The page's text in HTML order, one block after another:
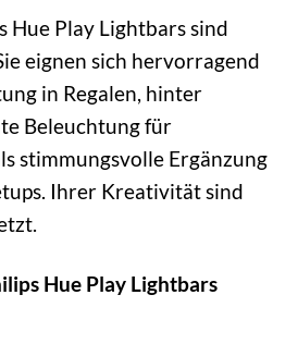
Hue Play Lightbars sind
eignen sich hervorragend
in Regalen, hinter
Beleuchtung für
stimmungsvolle Ergänzung
Ihrer Kreativität sind
Hue Play Lightbars